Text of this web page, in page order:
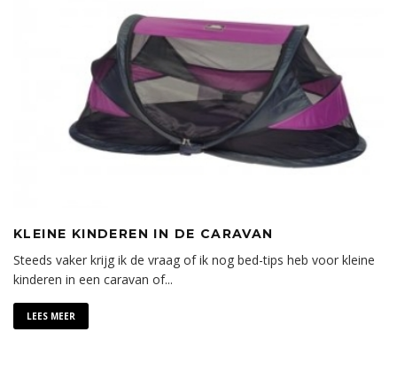
KLEINE KINDEREN IN DE CARAVAN
Steeds vaker krijg ik de vraag of ik nog bed-tips heb voor kleine
kinderen in een caravan of...
LEES MEER